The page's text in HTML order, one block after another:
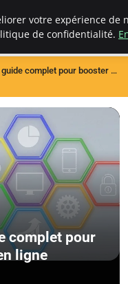
Web marketing : le guide complet pour booster votre visibilité en ligne
complet pour
ligne
votre expérience de
de confidentialité.